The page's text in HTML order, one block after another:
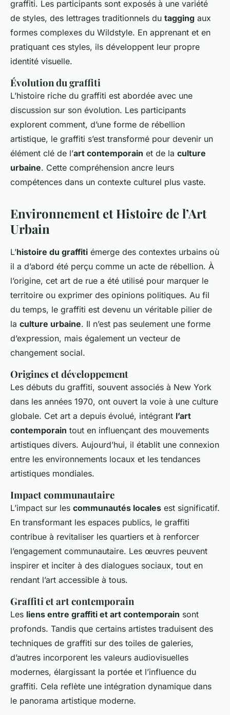
graffiti. Les participants sont exposés à une variété
de styles, des lettrages traditionnels du tagging aux
formes complexes du Wildstyle. En apprenant et en
pratiquant ces styles, ils développent leur propre
identité visuelle.
Évolution du graffiti
L’histoire riche du graffiti est abordée avec une
discussion sur son évolution. Les participants
explorent comment, d’une forme de rébellion
artistique, le graffiti s’est transformé pour devenir un
élément clé de l’art contemporain et de la culture
urbaine. Cette compréhension ancre leurs
compétences dans un contexte culturel plus vaste.
Environnement et Histoire de l’Art
Urbain
L’histoire du graffiti émerge des contextes urbains où
il a d’abord été perçu comme un acte de rébellion. À
l’origine, cet art de rue a été utilisé pour marquer le
territoire ou exprimer des opinions politiques. Au fil
du temps, le graffiti est devenu un véritable pilier de
la culture urbaine. Il n’est pas seulement une forme
d’expression, mais également un vecteur de
changement social.
Origines et développement
Les débuts du graffiti, souvent associés à New York
dans les années 1970, ont ouvert la voie à une culture
globale. Cet art a depuis évolué, intégrant l’art
contemporain tout en influençant des mouvements
artistiques divers. Aujourd’hui, il établit une connexion
entre les environnements locaux et les tendances
artistiques mondiales.
Impact communautaire
L’impact sur les communautés locales est significatif.
En transformant les espaces publics, le graffiti
contribue à revitaliser les quartiers et à renforcer
l’engagement communautaire. Les œuvres peuvent
inspirer et inciter à des dialogues sociaux, tout en
rendant l’art accessible à tous.
Graffiti et art contemporain
Les liens entre graffiti et art contemporain sont
profonds. Tandis que certains artistes traduisent des
techniques de graffiti sur des toiles de galeries,
d’autres incorporent les valeurs audiovisuelles
modernes, élargissant la portée et l’influence du
graffiti. Cela reflète une intégration dynamique dans
le panorama artistique moderne.